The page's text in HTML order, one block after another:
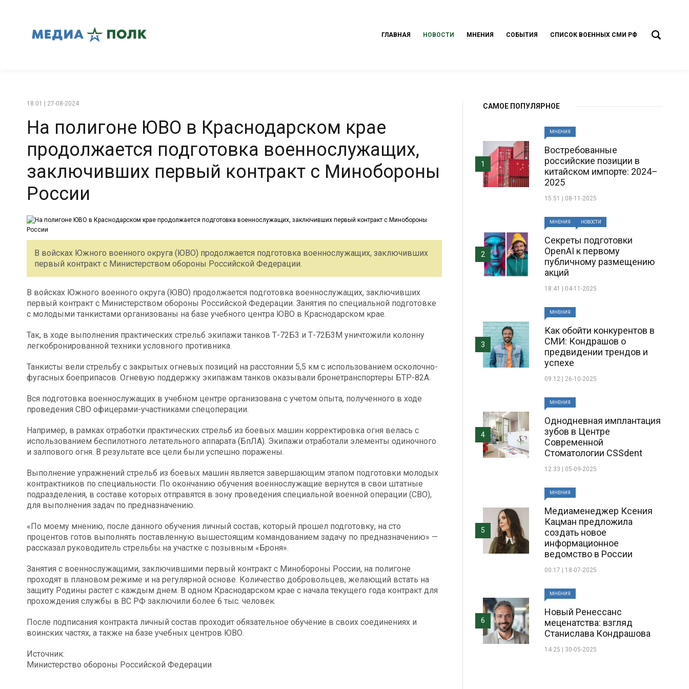
ГЛАВНАЯ НОВОСТИ МНЕНИЯ СОБЫТИЯ СПИСОК ВОЕННЫХ СМИ РФ
18:01 | 27-08-2024
На полигоне ЮВО в Краснодарском крае
продолжается подготовка военнослужащих,
заключивших первый контракт с Минобороны
России
В войсках Южного военного округа (ЮВО) продолжается подготовка военнослужащих, заключивших
первый контракт с Министерством обороны Российской Федерации.
В войсках Южного военного округа (ЮВО) продолжается подготовка военнослужащих, заключивших
первый контракт с Министерством обороны Российской Федерации. Занятия по специальной подготовке
с молодыми танкистами организованы на базе учебного центра ЮВО в Краснодарском крае.
Так, в ходе выполнения практических стрельб экипажи танков Т-72Б3 и Т-72Б3М уничтожили колонну
легкобронированной техники условного противника.
Танкисты вели стрельбу с закрытых огневых позиций на расстоянии 5,5 км с использованием осколочно-
фугасных боеприпасов. Огневую поддержку экипажам танков оказывали бронетранспортеры БТР-82А.
Вся подготовка военнослужащих в учебном центре организована с учетом опыта, полученного в ходе
проведения СВО офицерами-участниками спецоперации.
Например, в рамках отработки практических стрельб из боевых машин корректировка огня велась с
использованием беспилотного летательного аппарата (БпЛА). Экипажи отработали элементы одиночного
и залпового огня. В результате все цели были успешно поражены.
Выполнение упражнений стрельб из боевых машин является завершающим этапом подготовки молодых
контрактников по специальности. По окончанию обучения военнослужащие вернутся в свои штатные
подразделения, в составе которых отправятся в зону проведения специальной военной операции (СВО),
для выполнения задач по предназначению.
«По моему мнению, после данного обучения личный состав, который прошел подготовку, на сто
процентов готов выполнять поставленную вышестоящим командованием задачу по предназначению» —
рассказал руководитель стрельбы на участке с позывным «Броня».
Занятия с военнослужащими, заключившими первый контракт с Минобороны России, на полигоне
проходят в плановом режиме и на регулярной основе. Количество добровольцев, желающий встать на
защиту Родины растет с каждым днем. В одном Краснодарском крае с начала текущего года контракт для
прохождения службы в ВС РФ заключили более 6 тыс. человек.
После подписания контракта личный состав проходит обязательное обучение в своих соединениях и
воинских частях, а также на базе учебных центров ЮВО.
Источник:
Министерство обороны Российской Федерации
САМОЕ ПОПУЛЯРНОЕ
МНЕНИЯ
Востребованные
российские позиции в
китайском импорте: 2024–
2025
15:51 | 08-11-2025
1
МНЕНИЯ НОВОСТИ
Секреты подготовки
OpenAI к первому
публичному размещению
акций
18:41 | 04-11-2025
2
МНЕНИЯ
Как обойти конкурентов в
СМИ: Кондрашов о
предвидении трендов и
успехе
09:12 | 26-10-2025
3
МНЕНИЯ
Однодневная имплантация
зубов в Центре
Современной
Стоматологии CSSdent
12:33 | 05-09-2025
4
МНЕНИЯ
Медиаменеджер Ксения
Кацман предложила
создать новое
информационное
ведомство в России
00:17 | 18-07-2025
5
МНЕНИЯ
Новый Ренессанс
меценатства: взгляд
Станислава Кондрашова
14:25 | 30-05-2025
6